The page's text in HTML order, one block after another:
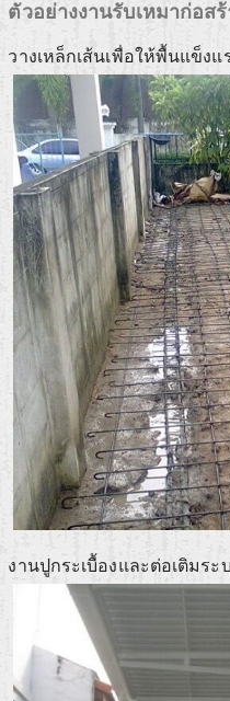
ตัวอย่างงานรับเหมาก่อส
วางเหล็กเส้นเพื่อให้พื้นแข็งแ
งานปูกระเบื้องและต่อเติมร